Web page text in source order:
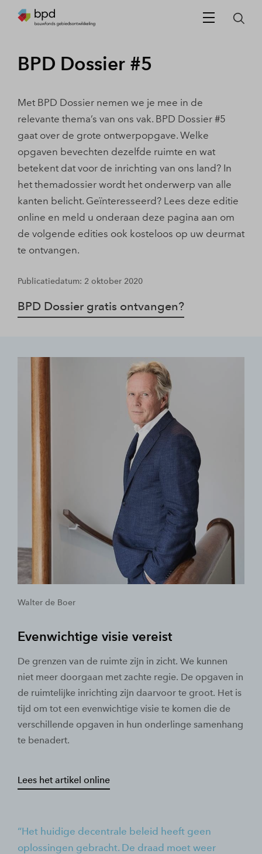
BPD Dossier #5
Met BPD Dossier nemen we je mee in de
relevante thema’s van ons vak. BPD Dossier #5
gaat over de grote ontwerpopgave. Welke
opgaven bevechten dezelfde ruimte en wat
betekent dat voor de inrichting van ons land? In
het themadossier wordt het onderwerp van alle
kanten belicht. Geïnteresseerd? Lees deze editie
online en meld u onderaan deze pagina aan om
de volgende edities ook kosteloos op uw deurmat
te ontvangen.
Publicatiedatum: 2 oktober 2020
BPD Dossier gratis ontvangen?
Walter de Boer
Evenwichtige visie vereist
De grenzen van de ruimte zijn in zicht. We kunnen
niet meer doorgaan met zachte regie. De opgaven in
de ruimtelijke inrichting zijn daarvoor te groot. Het is
tijd om tot een evenwichtige visie te komen die de
verschillende opgaven in hun onderlinge samenhang
te benadert.
Lees het artikel online
Het huidige decentrale beleid heeft geen
oplossingen gebracht. De draad moet weer